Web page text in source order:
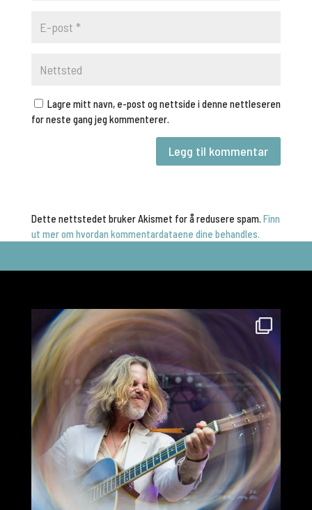
Lagre mitt navn, e-post og nettside i denne nettleseren
for neste gang jeg kommenterer.
Dette nettstedet bruker Akismet for å redusere spam. Finn
ut mer om hvordan kommentardataene dine behandles.